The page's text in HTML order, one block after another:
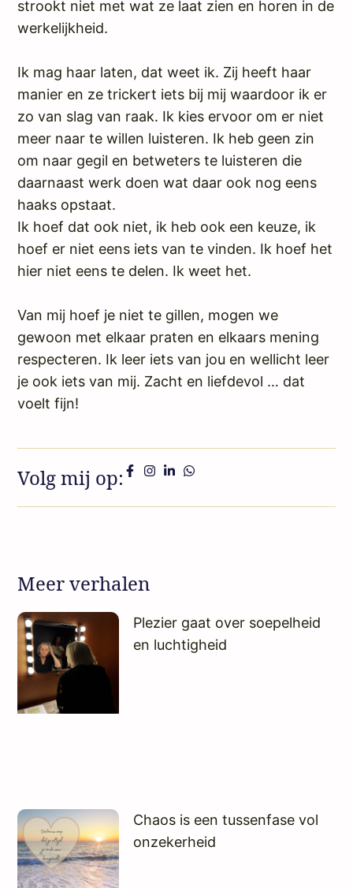
strookt niet met wat ze laat zien en horen in de
werkelijkheid.
Ik mag haar laten, dat weet ik. Zij heeft haar
manier en ze trickert iets bij mij waardoor ik er
zo van slag van raak. Ik kies ervoor om er niet
meer naar te willen luisteren. Ik heb geen zin
om naar gegil en betweters te luisteren die
daarnaast werk doen wat daar ook nog eens
haaks opstaat.
Ik hoef dat ook niet, ik heb ook een keuze, ik
hoef er niet eens iets van te vinden. Ik hoef het
hier niet eens te delen. Ik weet het.
Van mij hoef je niet te gillen, mogen we
gewoon met elkaar praten en elkaars mening
respecteren. Ik leer iets van jou en wellicht leer
je ook iets van mij. Zacht en liefdevol … dat
voelt fijn!
Volg mij op:
Meer verhalen
Plezier gaat over soepelheid
en luchtigheid
Chaos is een tussenfase vol
onzekerheid